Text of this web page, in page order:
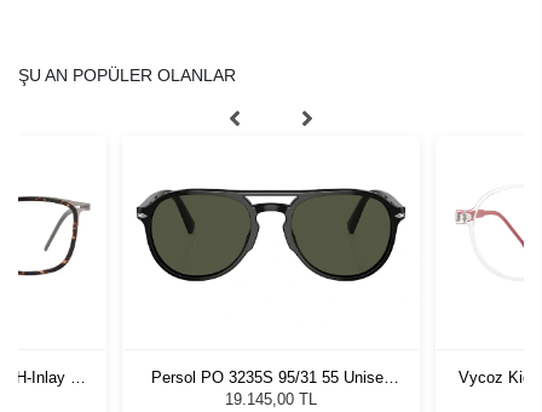
ŞU AN POPÜLER OLANLAR
H-Inlay 53-
Persol PO 3235S 95/31 55 Unisex
Güneş Gözlüğü
19.145,00 TL
Vycoz Kids